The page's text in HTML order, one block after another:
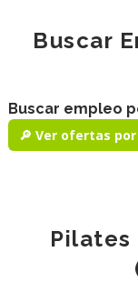
Buscar
Buscar empleo
🔎 Ver ofertas
Pilates